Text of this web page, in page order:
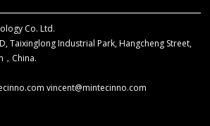
Co. Ltd.
Taixinglong Industrial Park, Hangcheng Street,
，China.
vincent@mintecinno.com